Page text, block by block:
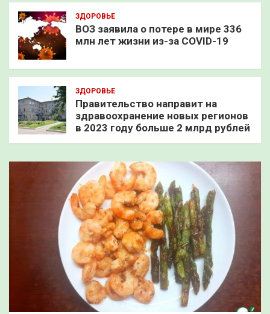
ЗДОРОВЬЕ
ВОЗ заявила о потере в мире 336
млн лет жизни из-за COVID-19
ЗДОРОВЬЕ
Правительство направит на
здравоохранение новых регионов
в 2023 году больше 2 млрд рублей